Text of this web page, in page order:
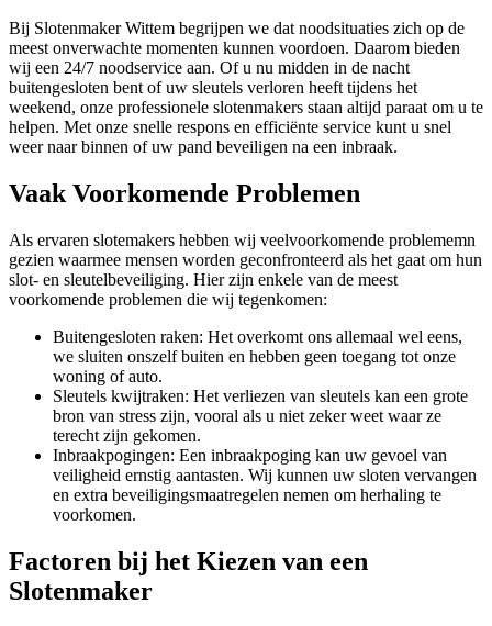
Bij Slotenmaker Wittem begrijpen we dat noodsituaties zich op de
meest onverwachte momenten kunnen voordoen. Daarom bieden
wij een 24/7 noodservice aan. Of u nu midden in de nacht
buitengesloten bent of uw sleutels verloren heeft tijdens het
weekend, onze professionele slotenmakers staan altijd paraat om u te
helpen. Met onze snelle respons en efficiënte service kunt u snel
weer naar binnen of uw pand beveiligen na een inbraak.
Vaak Voorkomende Problemen
Als ervaren slotemakers hebben wij veelvoorkomende problememn
gezien waarmee mensen worden geconfronteerd als het gaat om hun
slot- en sleutelbeveiliging. Hier zijn enkele van de meest
voorkomende problemen die wij tegenkomen:
Buitengesloten raken: Het overkomt ons allemaal wel eens,
we sluiten onszelf buiten en hebben geen toegang tot onze
woning of auto.
Sleutels kwijtraken: Het verliezen van sleutels kan een grote
bron van stress zijn, vooral als u niet zeker weet waar ze
terecht zijn gekomen.
Inbraakpogingen: Een inbraakpoging kan uw gevoel van
veiligheid ernstig aantasten. Wij kunnen uw sloten vervangen
en extra beveiligingsmaatregelen nemen om herhaling te
voorkomen.
Factoren bij het Kiezen van een
Slotenmaker